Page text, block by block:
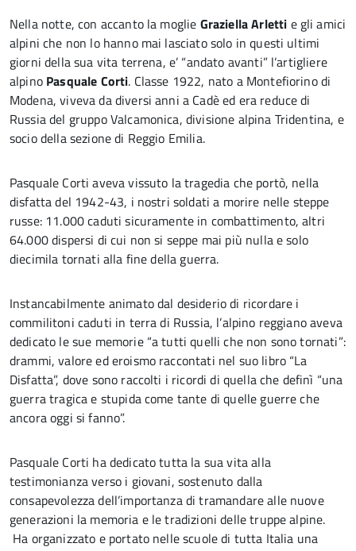
Nella notte, con accanto la moglie Graziella Arletti e gli amici
alpini che non lo hanno mai lasciato solo in questi ultimi
giorni della sua vita terrena, e’ “andato avanti” l’artigliere
alpino Pasquale Corti. Classe 1922, nato a Montefiorino di
Modena, viveva da diversi anni a Cadè ed era reduce di
Russia del gruppo Valcamonica, divisione alpina Tridentina, e
socio della sezione di Reggio Emilia.
Pasquale Corti aveva vissuto la tragedia che portò, nella
disfatta del 1942-43, i nostri soldati a morire nelle steppe
russe: 11.000 caduti sicuramente in combattimento, altri
64.000 dispersi di cui non si seppe mai più nulla e solo
diecimila tornati alla fine della guerra.
Instancabilmente animato dal desiderio di ricordare i
commilitoni caduti in terra di Russia, l’alpino reggiano aveva
dedicato le sue memorie “a tutti quelli che non sono tornati”:
drammi, valore ed eroismo raccontati nel suo libro “La
Disfatta”, dove sono raccolti i ricordi di quella che definì “una
guerra tragica e stupida come tante di quelle guerre che
ancora oggi si fanno”.
Pasquale Corti ha dedicato tutta la sua vita alla
testimonianza verso i giovani, sostenuto dalla
consapevolezza dell’importanza di tramandare alle nuove
generazioni la memoria e le tradizioni delle truppe alpine.
Ha organizzato e portato nelle scuole di tutta Italia una